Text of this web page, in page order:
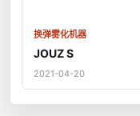
换弹雾化机器
JOUZ S
2021-04-20